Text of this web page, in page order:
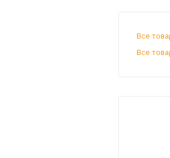
Все
Все